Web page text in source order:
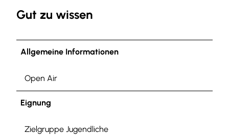
Gut zu wissen
Allgemeine Informationen
Open Air
Eignung
Zielgruppe Jugendliche